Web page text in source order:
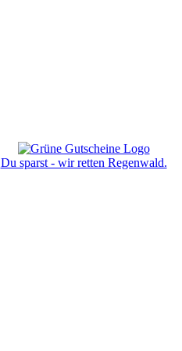
Du sparst - wir retten Regenwald.